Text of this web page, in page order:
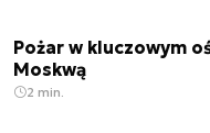
Pożar w kluczowym
Moskwą
2 min.